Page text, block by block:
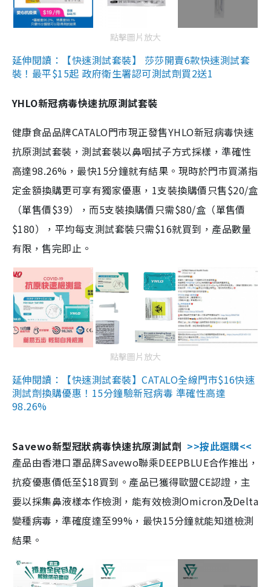
點擊圖片放大
延伸閱讀：【快速測試套裝】 莎莎開賣6款快速測試套
裝！最平$15起 政府衛生署認可測試劑買2送1
YHLO新冠病毒快速抗原測試套裝
健康食品品牌CATALO門市現正發售YHLO新冠病毒快速
抗原測試套裝，測試套裝以鼻咽拭子方式採樣，準確性
高達98.26%，最快15分鐘就有結果。現時於門市買滿指
定金額換購更可享有獨家優惠，1支裝換購價只售$20/盒
（單售價$39），而5支裝換購價只需$80/盒（單售價
$180），平均每支測試套裝只需$16就買到，產品數量
有限，售完即止。
點擊圖片放大
延伸閱讀：【快速測試套裝】CATALO全線門市$16快速
測試劑換購優惠！15分鐘驗新冠病毒 準確性高達
98.26%
Savewo新型冠狀病毒快速抗原測試劑 >>按此選購<<
產品由香港口罩品牌Savewo聯乘DEEPBLUE合作推出，
抗疫優惠價低至$18買到。產品已獲得歐盟CE認證，主
要以採集鼻液樣本作檢測，能有效檢測Omicron及Delta
變種病毒，準確度達至99%，最快15分鐘就能知道檢測
結果。